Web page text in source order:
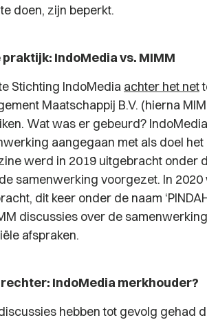
doen, zijn beperkt.
praktijk: IndoMedia vs. MIMM
Stichting IndoMedia achter het net
Maatschappij B.V. (hierna
Wat was er gebeurd?
aangegaan met als doel
werd in 2019 uitgebracht onder
samenwerking voorgezet. In
dit keer onder de naam
discussies over de
afspraken.
rechter: IndoMedia merkhouder?
hebben tot gevolg gehad